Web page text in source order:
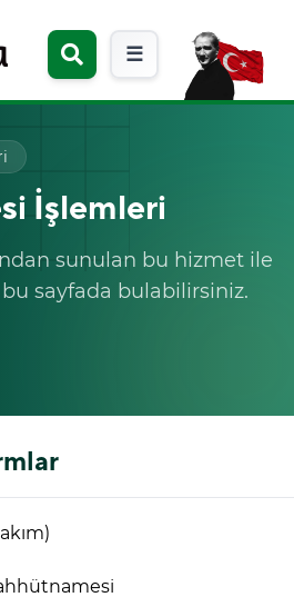
☰
İşlemleri
sunulan bu hizmet ile
sayfada bulabilirsiniz.